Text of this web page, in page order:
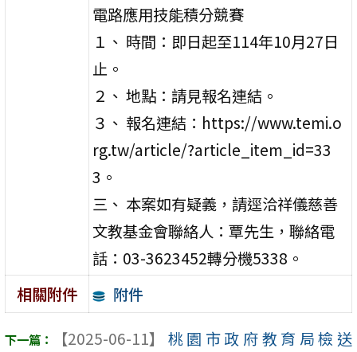
電路應用技能積分競賽
１、 時間：即日起至114年10月27日
止。
２、 地點：請見報名連結。
３、 報名連結：https://www.temi.o
rg.tw/article/?article_item_id=33
3。
三、 本案如有疑義，請逕洽祥儀慈善
文教基金會聯絡人：覃先生，聯絡電
話：03-3623452轉分機5338。
相關附件
附件
【2025-06-11】
桃園市政府教育局檢送